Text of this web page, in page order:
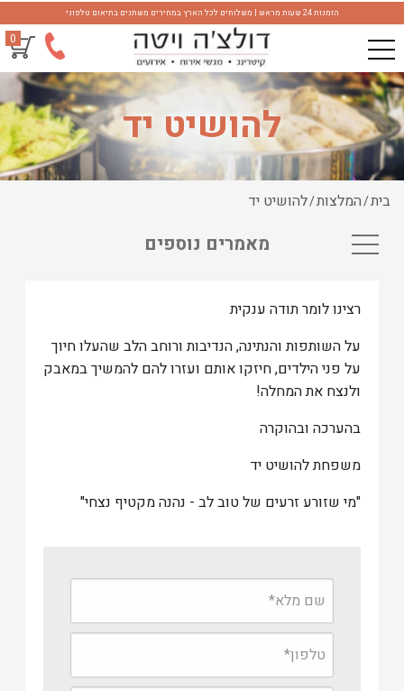
הזמנות 24 שעות מראש | משלוחים לכל הארץ במחירים משתנים בתיאום טלפוני
0
להושיט יד
בית/המלצות/להושיט יד
מאמרים נוספים
רצינו לומר תודה ענקית
על השותפות והנתינה, הנדיבות ורוחב הלב שהעלו חיוך
על פני הילדים, חיזקו אותם ועזרו להם להמשיך במאבק
ולנצח את המחלה!
בהערכה ובהוקרה
משפחת להושיט יד
"מי שזורע זרעים של טוב לב - נהנה מקטיף נצחי"